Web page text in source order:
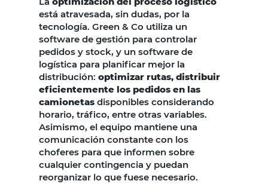
está atravesada, sin dudas, por la
tecnología. Green & Co utiliza un
software de gestión para controlar
pedidos y stock, y un software de
logística para planificar mejor la
distribución: optimizar rutas, distribuir
eficientemente los pedidos en las
camionetas disponibles considerando
horario, tráfico, entre otras variables.
Asimismo, el equipo mantiene una
comunicación constante con los
choferes para que informen sobre
cualquier contingencia y puedan
reorganizar lo que fuese necesario.